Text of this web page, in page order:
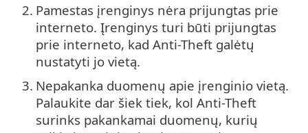
2. Pamestas įrenginys nėra prijungtas prie
interneto. Įrenginys turi būti prijungtas
prie interneto, kad Anti-Theft galėtų
nustatyti jo vietą.
3. Nepakanka duomenų apie įrenginio vietą.
Palaukite dar šiek tiek, kol Anti-Theft
surinks pakankamai duomenų, kurių